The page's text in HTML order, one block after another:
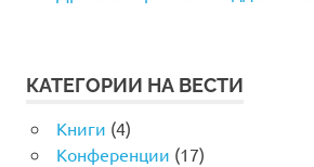
КАТЕГОРИИ НА ВЕСТИ
Книги (4)
Конференции (17)